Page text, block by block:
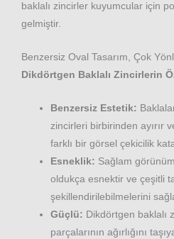
baklalı zincirler kuyumcular için
gelmiştir.
Benzersiz Oval Tasarım, Çok
Dikdörtgen Baklalı Zincirlerin
Benzersiz Estetik:
zincirleri birbirinden ayırır
farklı bir görsel çekicilik
Esneklik: Sağlam
oldukça esnektir ve çeşitli
şekillendirilebilmelerini
Güçlü: Dikdörtgen baklalı
parçalarının ağırlığını